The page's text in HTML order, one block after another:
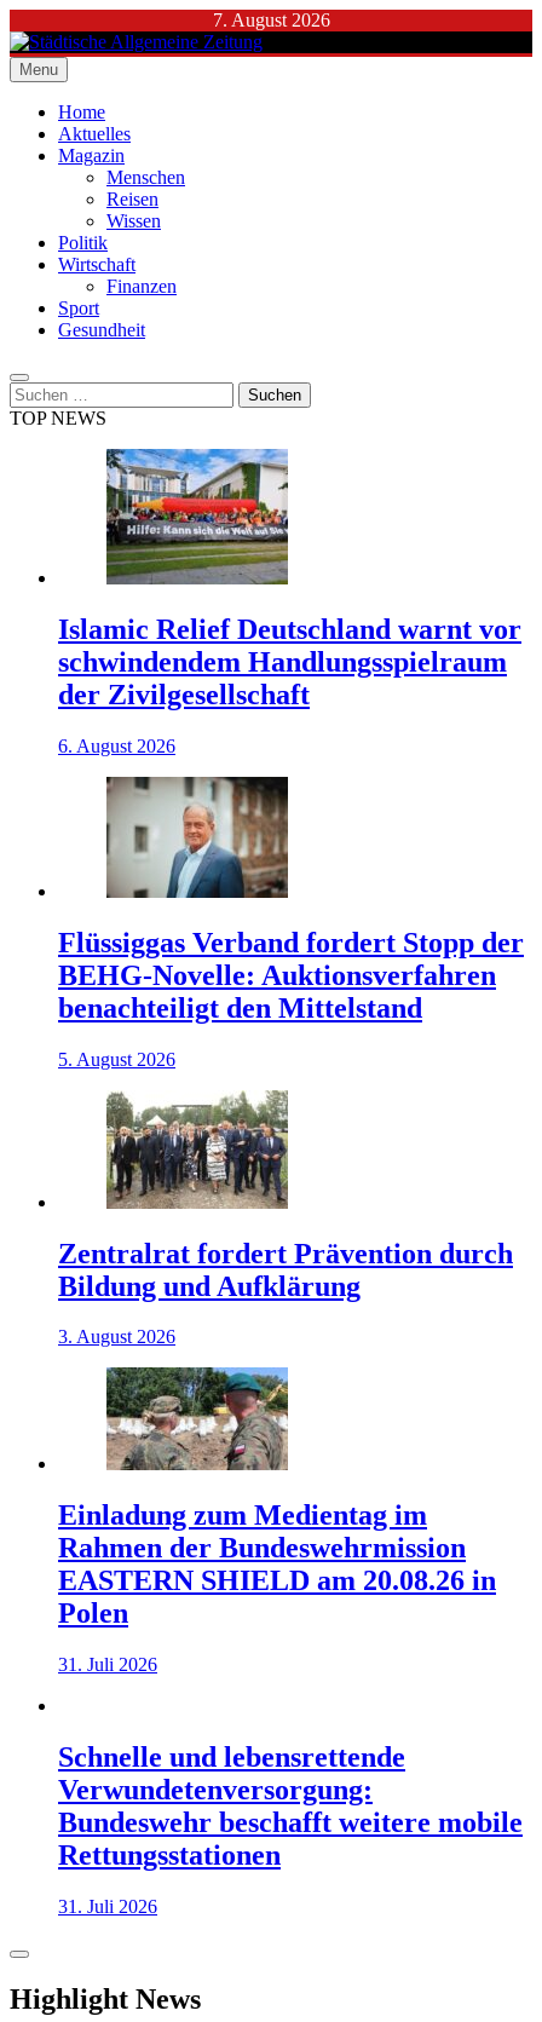
to
content
7. August 2026
Städtische Allgemeine Zeitung
Menu
Home
Aktuelles
Magazin
Menschen
Reisen
Wissen
Politik
Wirtschaft
Finanzen
Sport
Gesundheit
Suchen
nach:
TOP NEWS
Islamic Relief Deutschland warnt vor
schwindendem Handlungsspielraum
der Zivilgesellschaft
6. August 2026
Flüssiggas Verband fordert Stopp der
BEHG-Novelle: Auktionsverfahren
benachteiligt den Mittelstand
5. August 2026
Zentralrat fordert Prävention durch
Bildung und Aufklärung
3. August 2026
Einladung zum Medientag im
Rahmen der Bundeswehrmission
EASTERN SHIELD am 20.08.26 in
Polen
31. Juli 2026
Schnelle und lebensrettende
Verwundetenversorgung:
Bundeswehr beschafft weitere mobile
Rettungsstationen
31. Juli 2026
Highlight News